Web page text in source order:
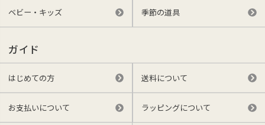
ベビー・キッズ 季節の道具
ガイド
はじめての方 送料について
お支払いについて ラッピングについて